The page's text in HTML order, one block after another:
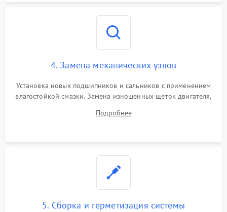
4. Замена механических узлов
Установка новых подшипников и сальников с применением
влагостойкой смазки. Замена изношенных щеток двигателя,
или поврежденной резиновой манжеты.
Подробнее
5. Сборка и герметизация системы